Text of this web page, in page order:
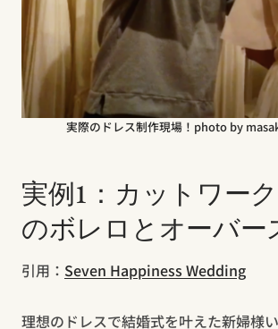
実際のドレス制作現場！photo by
実例1：カットワー
のボレロとオーバー
引用： Seven Happiness Wedding
理想のドレスで結婚式を叶えた新婦様